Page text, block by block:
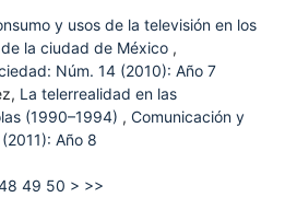
y usos de la televisión en los
la ciudad de México ,
Núm. 14 (2010): Año 7
La telerrealidad en las
(1990–1994) , Comunicación y
Año 8
49 50 > >>